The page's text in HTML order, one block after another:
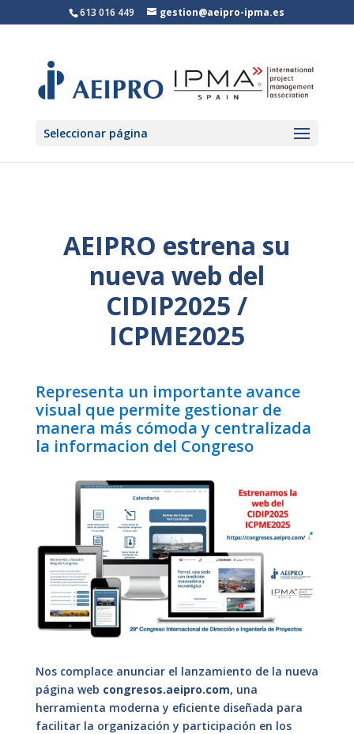
613 016 449 gestion@aeipro-ipma.es
Seleccionar página
AEIPRO estrena su
nueva web del
CIDIP2025 /
ICPME2025
Representa un importante avance
visual que permite gestionar de
manera más cómoda y centralizada
la informacion del Congreso
Nos complace anunciar el lanzamiento de la nueva
página web congresos.aeipro.com, una
herramienta moderna y eficiente diseñada para
facilitar la organización y participación en los